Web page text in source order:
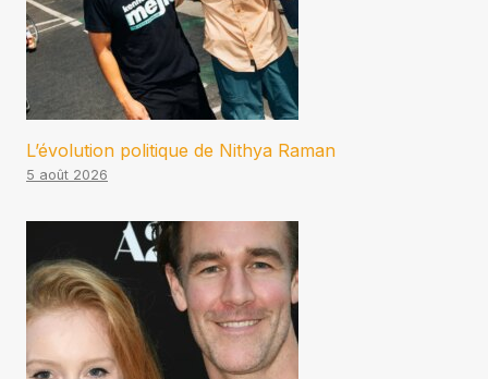
L’évolution politique de Nithya Raman
5 août 2026